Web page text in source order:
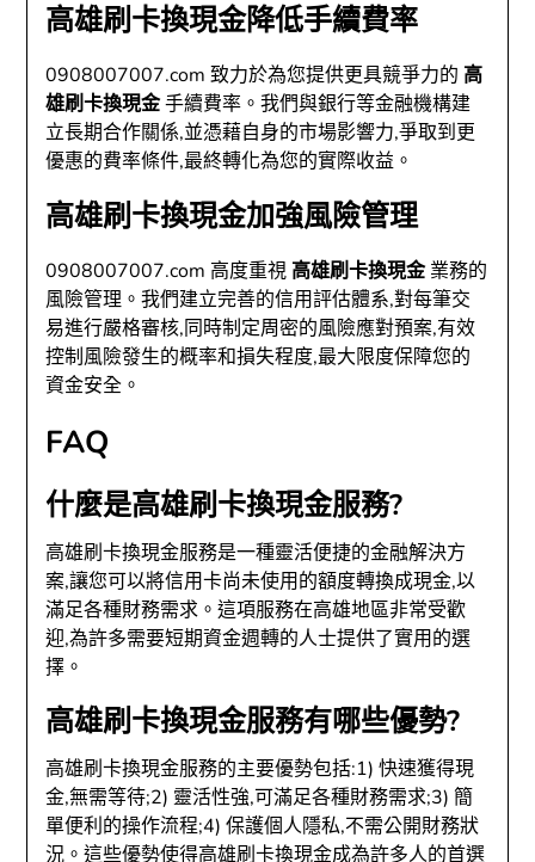
高雄刷卡換現金降低手續費率
0908007007.com 致力於為您提供更具競爭力的 高
雄刷卡換現金手續費率。我們與銀行等金融機構建
立長期合作關係,並憑藉自身的市場影響力,爭取到更
優惠的費率條件,最終轉化為您的實際收益。
高雄刷卡換現金加強風險管理
0908007007.com 高度重視 高雄刷卡換現金業務的
風險管理。我們建立完善的信用評估體系,對每筆交
易進行嚴格審核,同時制定周密的風險應對預案,有效
控制風險發生的概率和損失程度,最大限度保障您的
資金安全。
FAQ
什麼是高雄刷卡換現金服務?
高雄刷卡換現金服務是一種靈活便捷的金融解決方
案,讓您可以將信用卡尚未使用的額度轉換成現金,以
滿足各種財務需求。這項服務在高雄地區非常受歡
迎,為許多需要短期資金週轉的人士提供了實用的選
擇。
高雄刷卡換現金服務有哪些優勢?
高雄刷卡換現金服務的主要優勢包括:1) 快速獲得現
金,無需等待;2) 靈活性強,可滿足各種財務需求;3) 簡
單便利的操作流程;4) 保護個人隱私,不需公開財務狀
況。這些優勢使得高雄刷卡換現金成為許多人的首選